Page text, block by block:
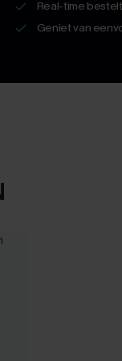
Real-time
Geniet van